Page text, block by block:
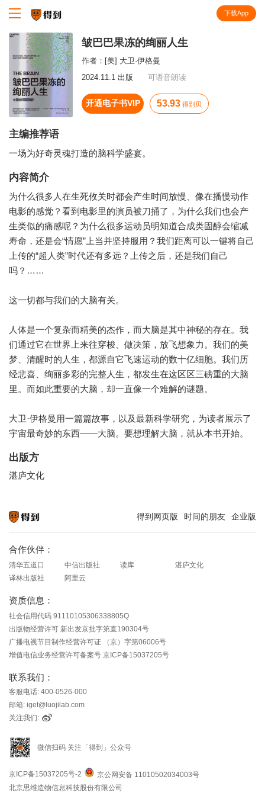
下载App
皱巴巴果冻的绚丽人生
作者： [美] 大卫·伊格曼
2024.11.1 出版
可语音朗读
开通电子书VIP 53.93 得到贝
主编推荐语
一场为好奇灵魂打造的脑科学盛宴。
内容简介
为什么很多人在生死攸关时都会产生时间放慢、像在播慢动作
电影的感觉？看到电影里的演员被刀捅了，为什么我们也会产
生类似的痛感呢？为什么很多运动员明知道合成类固醇会缩减
寿命，还是会“情愿”上当并坚持服用？我们距离可以一键将自己
上传的“超人类”时代还有多远？上传之后，还是我们自己
吗？……
这一切都与我们的大脑有关。
人体是一个复杂而精美的杰作，而大脑是其中神秘的存在。我
们通过它在世界上来往穿梭、做决策，放飞想象力。我们的美
梦、清醒时的人生，都源自它飞速运动的数十亿细胞。我们历
经悲喜、绚丽多彩的完整人生，都发生在这区区三磅重的大脑
里。而如此重要的大脑，却一直像一个难解的谜题。
大卫·伊格曼用一篇篇故事，以及最新科学研究，为读者展示了
宇宙最奇妙的东西——大脑。要想理解大脑，就从本书开始。
出版方
湛庐文化
得到网页版 时间的朋友 企业版
合作伙伴：
清华五道口 中信出版社 读库
湛庐文化
译林出版社
阿里云
资质信息：
社会信用代码 91110105306338805Q
出版物经营许可 新出发京批字第直190304号
广播电视节目制作经营许可证 （京）字第06006号
增值电信业务经营许可备案号 京ICP备15037205号
联系我们：
客服电话: 400-0526-000
邮箱: iget@luojilab.com
关注我们:
微信扫码 关注「得到」公众号
京ICP备15037205号-2
京公网安备 11010502034003号
北京思维造物信息科技股份有限公司